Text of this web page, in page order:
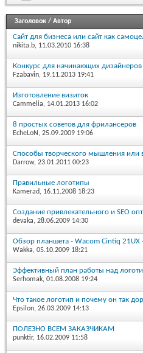
Заголовок / Автор
Сайт для бизнеса или сайт как
nikita.b, 11.03.2010 16:38
Конкурс для начинающих дизайнеров
Fzabavin, 19.11.2013 19:41
Изготовление визиток
Cammelia, 14.01.2013 16:02
8 простых советов для фрилансеров
EcheLoN , 25.09.2009 19:06
Способы творческого мышления или
Darrow, 23.01.2011 00:23
Правильные логотипы
Kamerad, 16.11.2008 18:23
Создание привлекательного и SEO
devaka, 28.06.2009 14:30
Обзор планшета - Wacom Cintiq 21UX
Wakka, 05.10.2009 18:21
Эффективный план работы над
Serhomak, 01.08.2008 19:24
Что такое логотип и почему он так
Epsilon, 26.03.2009 14:13
ПОЛЕЗНО ВСЕМ ЗАКАЗЧИКАМ
punktir, 16.02.2009 11:58